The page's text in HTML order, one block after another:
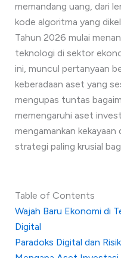
memandang uang, dari
kode algoritma yang
Tahun 2026 mulai
teknologi di sektor
ini, muncul pertanyaan
keberadaan aset yang
mengupas tuntas
memengaruhi aset
mengamankan
strategi paling krusial
Table of Contents
Wajah Baru Ekonomi di
Digital
Paradoks Digital dan